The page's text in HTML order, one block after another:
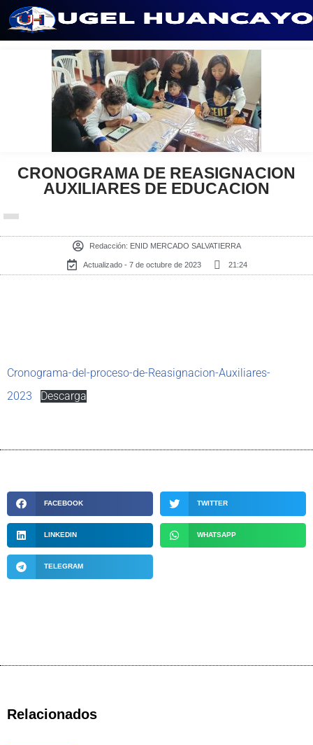
contenido
CRONOGRAMA DE REASIGNACION
AUXILIARES DE EDUCACION
Redacción: ENID MERCADO SALVATIERRA
Actualizado - 7 de octubre de 2023 21:24
Cronograma-del-proceso-de-Reasignacion-Auxiliares-
2023
Descarga
FACEBOOK TWITTER
LINKEDIN WHATSAPP
TELEGRAM
Relacionados